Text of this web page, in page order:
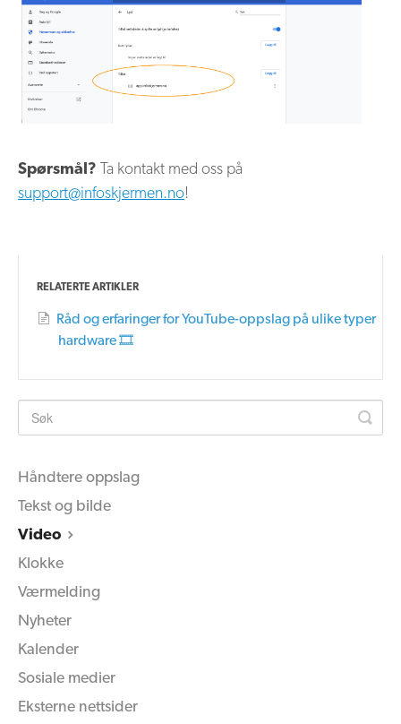
Spørsmål? Ta kontakt med oss på
support@infoskjermen.no!
RELATERTE ARTIKLER
Råd og erfaringer for YouTube-oppslag på ulike typer
hardware 🎞
Håndtere oppslag
Tekst og bilde
Video
Klokke
Værmelding
Nyheter
Kalender
Sosiale medier
Eksterne nettsider